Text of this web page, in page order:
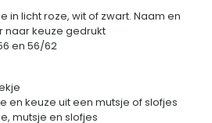
in licht roze, wit of zwart. Naam en
naar keuze gedrukt
en 56/62
en keuze uit een mutsje of slofjes
mutsje en slofjes